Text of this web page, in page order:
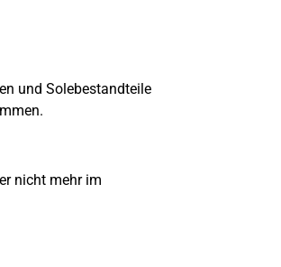
und Solebestandteile
nicht mehr im